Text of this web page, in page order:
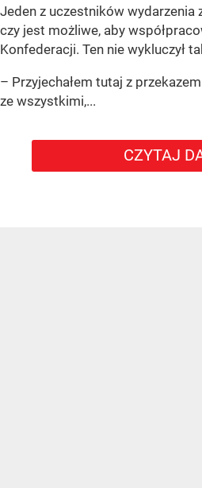
Jeden z uczestników wydarzenia
czy jest możliwe, aby
Konfederacji. Ten nie wykluczył
– Przyjechałem tutaj z
ze wszystkimi,...
CZYTAJ